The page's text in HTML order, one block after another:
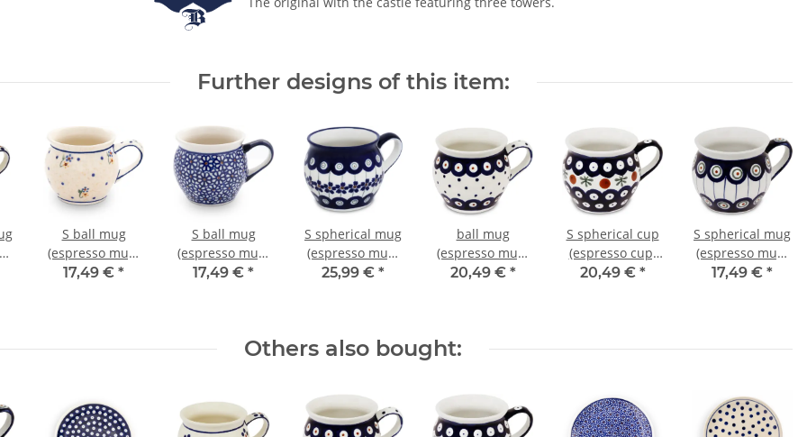
Further designs of this item:
S ball mug
(espresso mug)
0.16 litres h 6.80
17,49 € *
S ball mug
(espresso mug)
0.16 litres h 6.80
17,49 € *
S spherical mug
(espresso mug)
0.16 litres H 6.80
25,99 € *
ball mug
(espresso mug)
0.16 litres H 6.80
20,49 € *
S spherical cup
(espresso cup)
0.16 litres H 6.80
20,49 € *
S spherical mug
(espresso mug)
0.16 litres H 6.80
17,49 € *
Others also bought: